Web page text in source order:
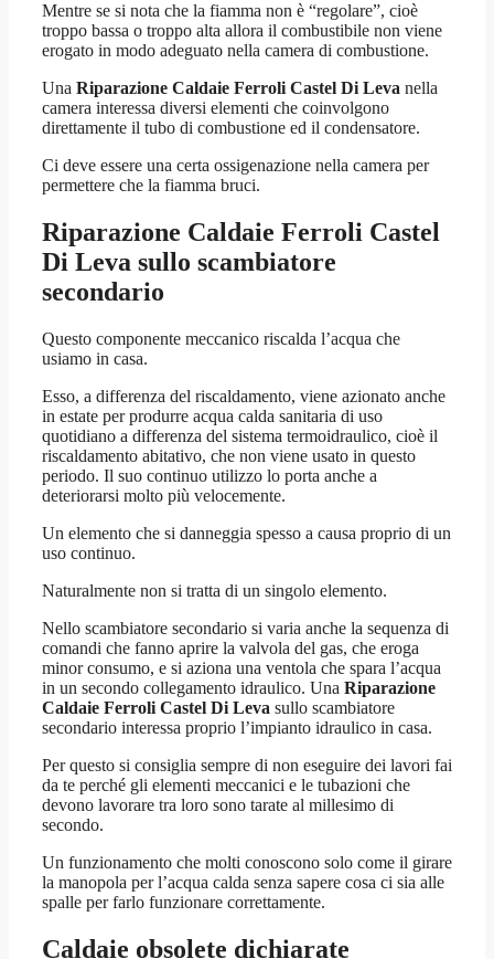
Mentre se si nota che la fiamma non è “regolare”, cioè
troppo bassa o troppo alta allora il combustibile non viene
erogato in modo adeguato nella camera di combustione.
Una Riparazione Caldaie Ferroli Castel Di Leva nella
camera interessa diversi elementi che coinvolgono
direttamente il tubo di combustione ed il condensatore.
Ci deve essere una certa ossigenazione nella camera per
permettere che la fiamma bruci.
Riparazione Caldaie Ferroli Castel
Di Leva sullo scambiatore
secondario
Questo componente meccanico riscalda l’acqua che
usiamo in casa.
Esso, a differenza del riscaldamento, viene azionato anche
in estate per produrre acqua calda sanitaria di uso
quotidiano a differenza del sistema termoidraulico, cioè il
riscaldamento abitativo, che non viene usato in questo
periodo. Il suo continuo utilizzo lo porta anche a
deteriorarsi molto più velocemente.
Un elemento che si danneggia spesso a causa proprio di un
uso continuo.
Naturalmente non si tratta di un singolo elemento.
Nello scambiatore secondario si varia anche la sequenza di
comandi che fanno aprire la valvola del gas, che eroga
minor consumo, e si aziona una ventola che spara l’acqua
in un secondo collegamento idraulico. Una Riparazione
Caldaie Ferroli Castel Di Leva sullo scambiatore
secondario interessa proprio l’impianto idraulico in casa.
Per questo si consiglia sempre di non eseguire dei lavori fai
da te perché gli elementi meccanici e le tubazioni che
devono lavorare tra loro sono tarate al millesimo di
secondo.
Un funzionamento che molti conoscono solo come il girare
la manopola per l’acqua calda senza sapere cosa ci sia alle
spalle per farlo funzionare correttamente.
Caldaie obsolete dichiarate